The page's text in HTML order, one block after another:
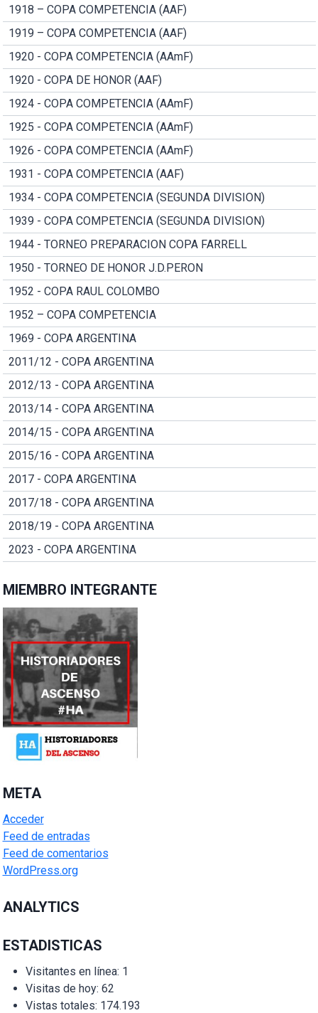
1918 – COPA COMPETENCIA (AAF)
1919 – COPA COMPETENCIA (AAF)
1920 - COPA COMPETENCIA (AAmF)
1920 - COPA DE HONOR (AAF)
1924 - COPA COMPETENCIA (AAmF)
1925 - COPA COMPETENCIA (AAmF)
1926 - COPA COMPETENCIA (AAmF)
1931 - COPA COMPETENCIA (AAF)
1934 - COPA COMPETENCIA (SEGUNDA DIVISION)
1939 - COPA COMPETENCIA (SEGUNDA DIVISION)
1944 - TORNEO PREPARACION COPA FARRELL
1950 - TORNEO DE HONOR J.D.PERON
1952 - COPA RAUL COLOMBO
1952 – COPA COMPETENCIA
1969 - COPA ARGENTINA
2011/12 - COPA ARGENTINA
2012/13 - COPA ARGENTINA
2013/14 - COPA ARGENTINA
2014/15 - COPA ARGENTINA
2015/16 - COPA ARGENTINA
2017 - COPA ARGENTINA
2017/18 - COPA ARGENTINA
2018/19 - COPA ARGENTINA
2023 - COPA ARGENTINA
MIEMBRO INTEGRANTE
META
Acceder
Feed de entradas
Feed de comentarios
WordPress.org
ANALYTICS
ESTADISTICAS
Visitantes en línea: 1
Visitas de hoy: 62
Vistas totales: 174.193